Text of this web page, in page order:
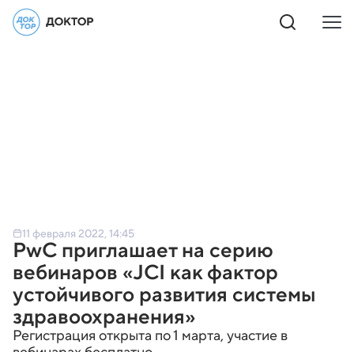
11 февраля 2022, 14:45
PwC приглашает на серию
вебинаров «JCI как фактор
устойчивого развития системы
здравоохранения»
Регистрация открыта по 1 марта, участие в